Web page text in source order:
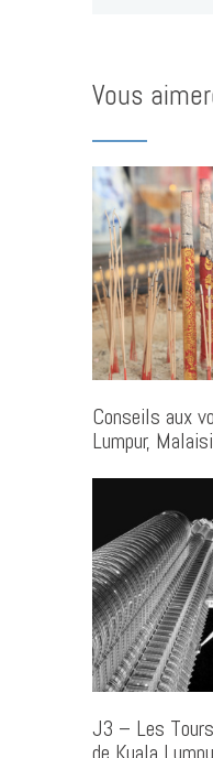
Vous
Conseils aux
Lumpur,
J3 – Les